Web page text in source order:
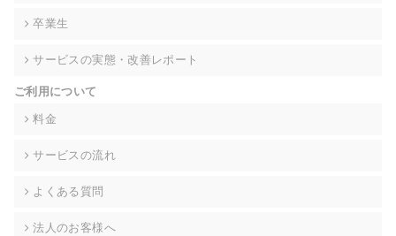
て、下記の当社問合わせ窓口に申し出ることができます。その
的な期間内に対応いたします。ただし、申請が本人確認が不可
により、ご希望に添えない場合があります。 なお、アクセスロ
グなどの個人情報以外の情報については、原則として開示等は
株式会社div 個人情報問合せ窓口
メールアドレス:privacy_policy@di-v.co.jp
卒業生
サービスの実態・改善レポート
ご利用について
料金
サービスの流れ
よくある質問
法人のお客様へ